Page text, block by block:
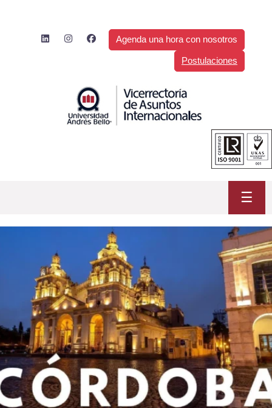
Agenda una hora con nosotros
Postulaciones
☰